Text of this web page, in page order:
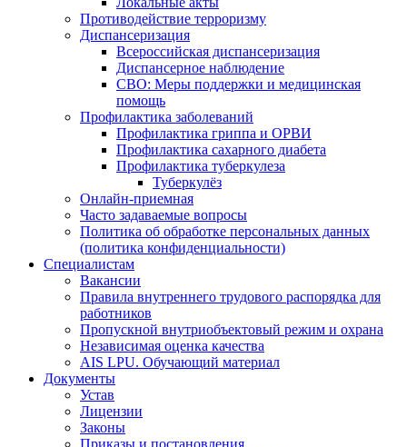
Противодействие терроризму
Диспансеризация
Всероссийская диспансеризация
Диспансерное наблюдение
СВО: Меры поддержки и медицинская
помощь
Профилактика заболеваний
Профилактика гриппа и ОРВИ
Профилактика сахарного диабета
Профилактика туберкулеза
Туберкулёз
Онлайн-приемная
Часто задаваемые вопросы
Политика об обработке персональных данных
(политика конфиденциальности)
Специалистам
Вакансии
Правила внутреннего трудового распорядка для
работников
Пропускной внутриобъектовый режим и охрана
Независимая оценка качества
AIS LPU. Обучающий материал
Документы
Устав
Лицензии
Законы
Приказы и постановления